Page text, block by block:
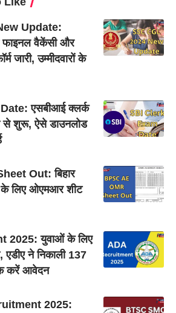
Update:
फाइनल वैकेंसी और
जारी, उम्मीदवारों के
एसबीआई क्लर्क
से शुरू, ऐसे डाउनलोड
Out: बिहार
के लिए ओएमआर शीट
2025: युवाओं के लिए
एडीए ने निकाली 137
करें आवेदन
2025: